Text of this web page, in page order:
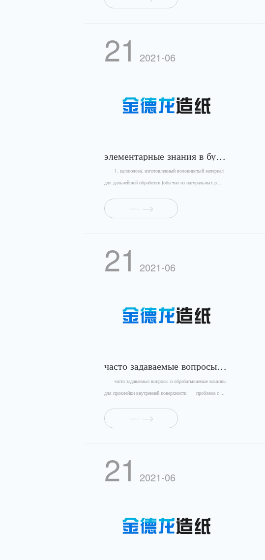
21 2021-06
элементарные знания в бумажной промышленности
1. целлюлоза: изготовленный волокнистый материал
для дальнейшей обработки (обычно из натуральных р...
21 2021-06
часто задаваемые вопросы и обрабатываемые машины для проклейки внутренней поверхности
часто задаваемые вопросы и обрабатываемые машины
для проклейки внутренней поверхности проблема с ...
21 2021-06